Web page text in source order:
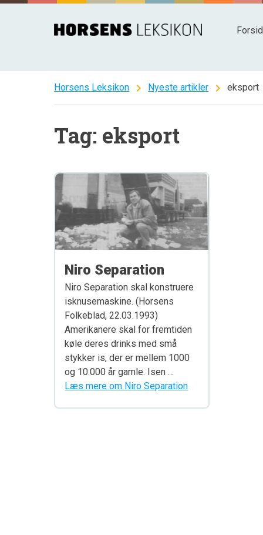
Spring
Horsens Leksikon chevron_right Nyeste artikler chevron_right eksport
Tag: eksport
Niro Separation
Niro Separation skal konstruere
isknusemaskine. (Horsens
Folkeblad, 22.03.1993)
Amerikanere skal for fremtiden
køle deres drinks med små
stykker is, der er mellem 1000
og 10.000 år gamle. Isen …
Læs mere om Niro Separation